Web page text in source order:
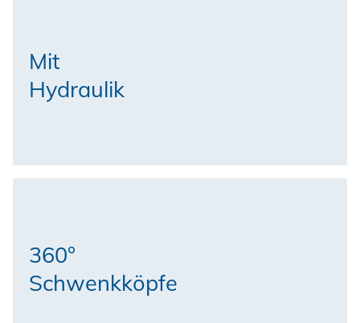
Mit
Hydraulik
360°
Schwenkköpfe